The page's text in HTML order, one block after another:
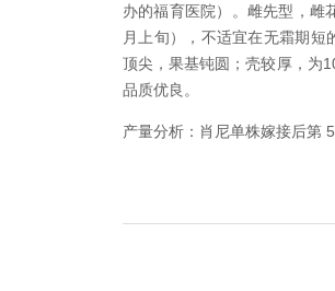
办的福育医院）。雌先型，雌
月上旬），不适宜在无霜期
顶尖，果基钝圆；壳较厚，为
品质优良。
产量分析：肖尼单株嫁接后第